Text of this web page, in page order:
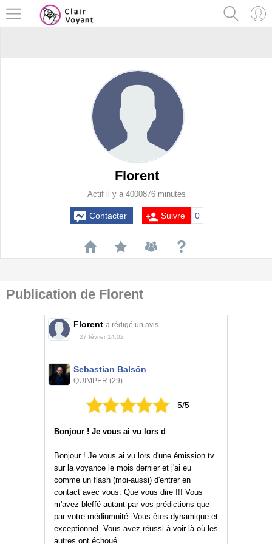
Florent
Actif il y a 4000876 minutes
Contacter Suivre 0
Publication de Florent
Florent a rédigé un avis
27 février 14:02
Sebastian Balsön
QUIMPER (29)
5/5
Bonjour ! Je vous ai vu lors d
Bonjour ! Je vous ai vu lors d'une émission tv
sur la voyance le mois dernier et j'ai eu
comme un flash (moi-aussi) d'entrer en
contact avec vous. Que vous dire !!! Vous
m'avez bleffé autant par vos prédictions que
par votre médiumnité. Vous êtes dynamique et
exceptionnel. Vous avez réussi à voir là où les
autres ont échoué.